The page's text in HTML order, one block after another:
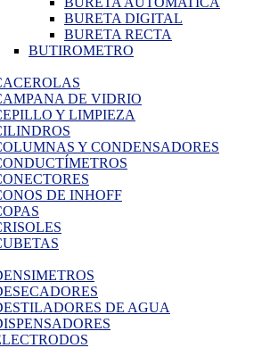
BURETA DIGITAL
BURETA RECTA
BUTIROMETRO
DE VIDRIO
Y LIMPIEZA
Y CONDENSADORES
DE INHOFF
DE AGUA